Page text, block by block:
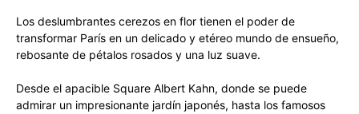
Los deslumbrantes cerezos en flor tienen el poder de
transformar París en un delicado y etéreo mundo de ensueño,
rebosante de pétalos rosados y una luz suave.
Desde el apacible Square Albert Kahn, donde se puede
admirar un impresionante jardín japonés, hasta los famosos